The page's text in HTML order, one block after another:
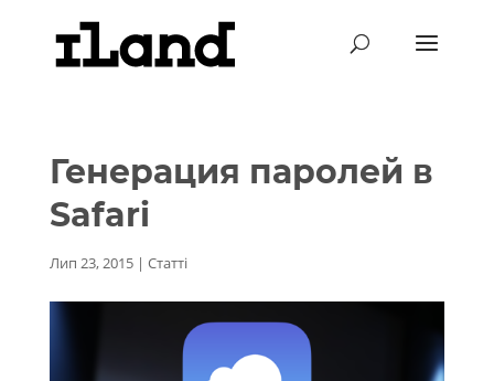
Генерация паролей в
Safari
Лип 23, 2015| Статті